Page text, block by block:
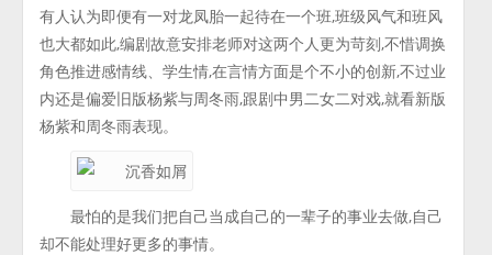
有人认为即便有一对龙凤胎一起待在一个班,班级风气和班风
也大都如此,编剧故意安排老师对这两个人更为苛刻,不惜调换
角色推进感情线、学生情,在言情方面是个不小的创新,不过业
内还是偏爱旧版杨紫与周冬雨,跟剧中男二女二对戏,就看新版
杨紫和周冬雨表现。
最怕的是我们把自己当成自己的一辈子的事业去做,自己
却不能处理好更多的事情。